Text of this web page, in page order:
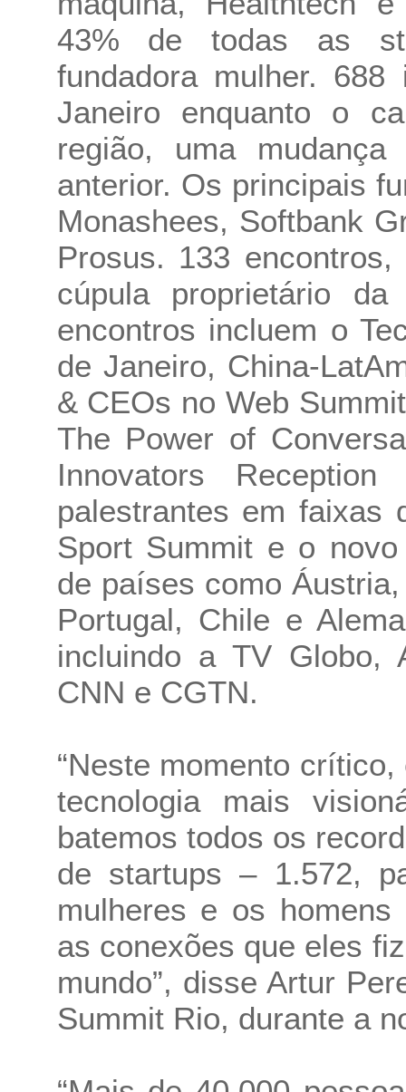
43% de todas as
fundadora mulher.
Janeiro enquanto o
região, uma
anterior. Os principais
Monashees, Softbank
Prosus. 133
cúpula proprietário
encontros incluem o
de Janeiro, China-
& CEOs no Web
The Power of
Innovators
palestrantes em faixas
Sport Summit e o
de países como
Portugal, Chile e
incluindo a TV Globo,
CNN e CGTN.
“Neste momento
tecnologia mais
batemos todos os
de startups – 1.572,
mulheres e os
as conexões que eles
mundo”, disse Artur
Summit Rio, durante a